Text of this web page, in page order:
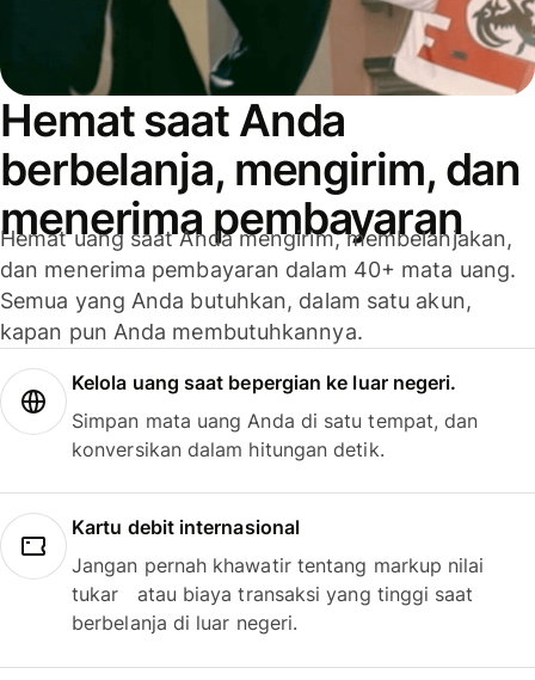
Hemat saat Anda
berbelanja, mengirim, dan
menerima pembayaran
Hemat uang saat Anda mengirim, membelanjakan,
dan menerima pembayaran dalam 40+ mata uang.
Semua yang Anda butuhkan, dalam satu akun,
kapan pun Anda membutuhkannya.
Kelola uang saat bepergian ke luar negeri.
Simpan mata uang Anda di satu tempat, dan
konversikan dalam hitungan detik.
Kartu debit internasional
Jangan pernah khawatir tentang markup nilai
tukar atau biaya transaksi yang tinggi saat
berbelanja di luar negeri.